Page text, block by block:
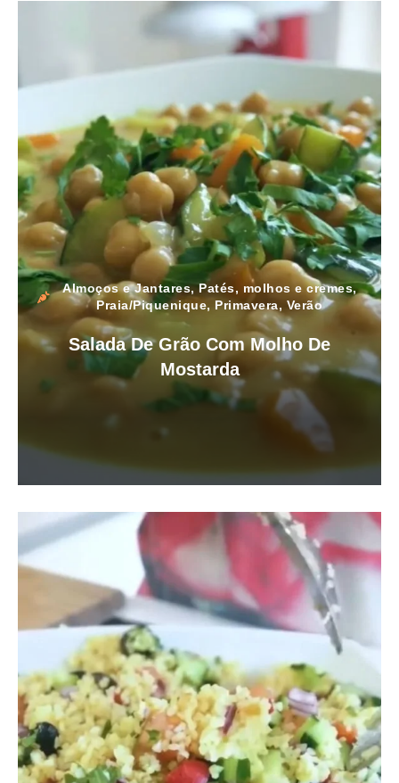
Almoços e Jantares,Patés, molhos e cremes,
Praia/Piquenique, Primavera, Verão
Salada De Grão Com Molho De
Mostarda